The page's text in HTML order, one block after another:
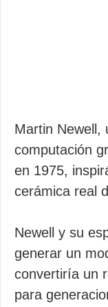
Martin Newell,
computación
en 1975,
cerámica real
Newell y su
generar un
convertiría un
para